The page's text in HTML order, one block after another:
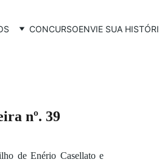
CONCURSOENVIE SUA
nº. 39
de Enério Casellato e